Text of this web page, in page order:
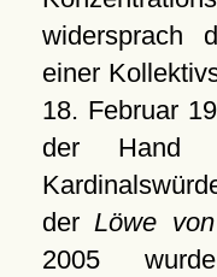
widersprach
einer
18. Februar
der Hand
derLöwe
2005